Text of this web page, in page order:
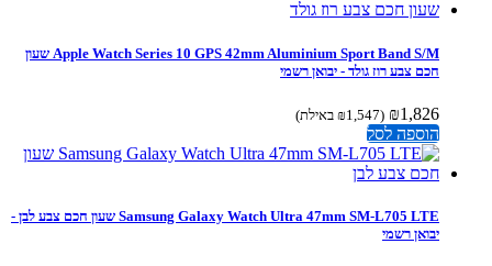
Apple Watch Series 10 GPS 42mm Aluminium Sport Band S/M שעון
חכם צבע רוז גולד - יבואן רשמי
₪1,826
(
₪1,547 באילת)
הוספה לסל
Samsung Galaxy Watch Ultra 47mm SM-L705 LTE שעון חכם צבע לבן -
יבואן רשמי